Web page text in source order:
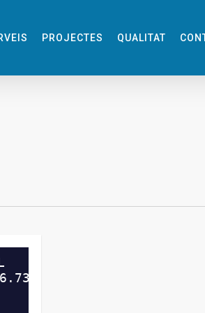
PROJECTES QUALITAT